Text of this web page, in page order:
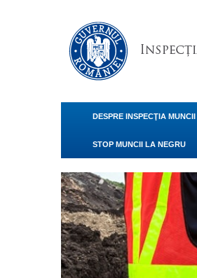
DESPRE INSPECŢIA MUNCII
STOP MUNCII LA NEGRU